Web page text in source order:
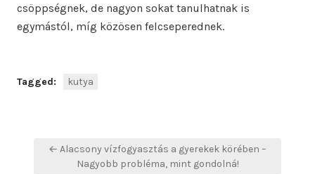
csöppségnek, de nagyon sokat tanulhatnak is
egymástól, míg közösen felcseperednek.
Tagged: kutya
Bejegyzés
navigáció
← Alacsony vízfogyasztás a gyerekek körében –
Nagyobb probléma, mint gondolná!